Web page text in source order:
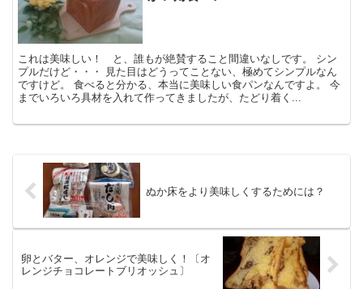
これは美味しい！ と、誰もが絶賛すること間違いなしです。 シン
プルだけど・・・ 見た目はどうってことない、極めてシンプルなん
ですけど。 食べると分かる、本当に美味しい食パンなんですよ。 今
までいろいろ具材を入れて作ってきましたが、たどり着く...
ぬか床をより美味しくするためには？
卵とバター、オレンジで美味しく！〔オ
レンジチョコレートブリオッシュ〕